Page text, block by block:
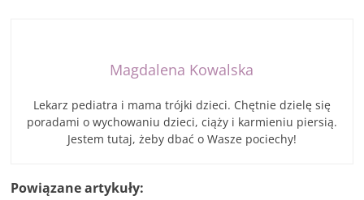
Magdalena Kowalska
Lekarz pediatra i mama trójki dzieci. Chętnie dzielę się
poradami o wychowaniu dzieci, ciąży i karmieniu piersią.
Jestem tutaj, żeby dbać o Wasze pociechy!
Powiązane artykuły: